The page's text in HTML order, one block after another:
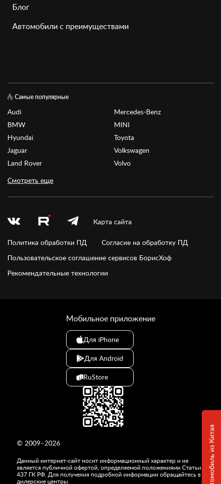
Блог
Автомобили с преимуществами
Самые популярные
Audi
BMW
Hyundai
Jaguar
Land Rover
Mercedes-Benz
MINI
Toyota
Volkswagen
Volvo
Смотреть еще
Карта сайта
Политика обработки ПД
Согласие на обработку ПД
Пользовательское соглашение сервисов БорисХоф
Рекомендательные технологии
© 2009–2026
Данный интернет-сайт носит информационный характер и не
является публичной офертой, определяемой положениями Статьи
437 ГК РФ. Для получения подробной информации обращайтесь в
дилерские центры.
Мобильное приложение
Для iPhone
Для Android
RuStore